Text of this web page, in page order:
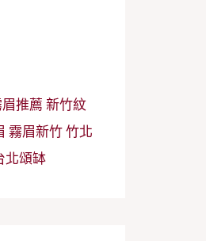
推薦 新竹紋
霧眉新竹竹北
北頌缽